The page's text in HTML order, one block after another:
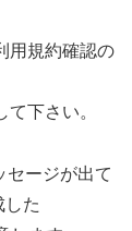
用規約確認の
下さい。
セージが出て
た